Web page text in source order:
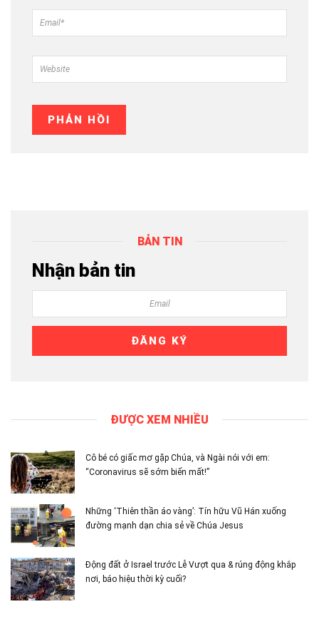
BẢN TIN
Nhận bản tin
ĐƯỢC XEM NHIỀU
Cô bé có giấc mơ gặp Chúa, và Ngài nói với em:
“Coronavirus sẽ sớm biến mất!”
Những ‘Thiên thần áo vàng’: Tín hữu Vũ Hán xuống
đường mạnh dạn chia sẻ về Chúa Jesus
Động đất ở Israel trước Lễ Vượt qua & rúng động khắp
nơi, báo hiệu thời kỳ cuối?